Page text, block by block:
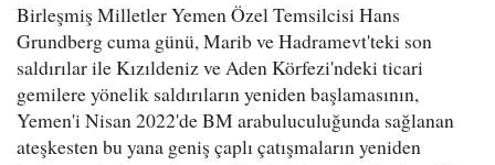
Birleşmiş Milletler Yemen Özel Temsilcisi Hans
Grundberg cuma günü, Marib ve Hadramevt'teki son
saldırılar ile Kızıldeniz ve Aden Körfezi'ndeki ticari
gemilere yönelik saldırıların yeniden başlamasının,
Yemen'i Nisan 2022'de BM arabuluculuğunda sağlanan
ateşkesten bu yana geniş çaplı çatışmaların yeniden